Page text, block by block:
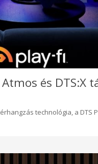
és DTS:X
technológia, a DTS